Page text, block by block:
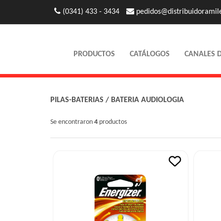
(0341) 433 - 3434
PRODUCTOS CATÁLOGOS CANALES
PILAS-BATERIAS / BATERIA AUDIOLOGIA
Se encontraron 4 productos